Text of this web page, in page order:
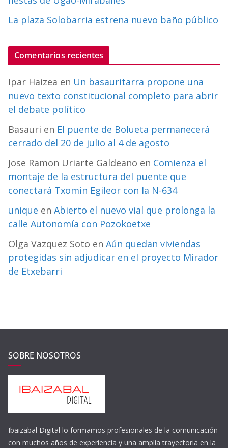
La plaza Solobarria estrena nuevo baño público
Comentarios recientes
Ipar Haizea en Un basauritarra propone una
nuevo texto constitucional completo para abrir
el debate político
Basauri en El puente de Bolueta permanecerá
cerrado del 20 de julio al 4 de agosto
Jose Ramon Uriarte Galdeano en Comienza el
montaje de la estructura del puente que
conectará Txomin Egileor con la N-634
unique en Abierto el nuevo vial que prolonga la
calle Autonomía con Pozokoetxe
Olga Vazquez Soto en Aún quedan viviendas
protegidas sin adjudicar en el proyecto Mirador
de Etxebarri
SOBRE NOSOTROS
Ibaizabal Digital lo formamos profesionales de la comunicación
con muchos años de experiencia y una amplia trayectoria en la